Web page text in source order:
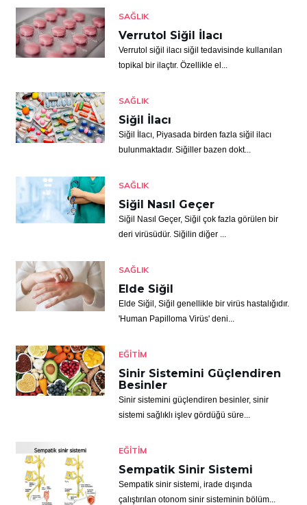
SAĞLIK
Verrutol Siğil İlacı
Verrutol siğil ilacı siğil tedavisinde kullanılan
topikal bir ilaçtır. Özellikle el...
SAĞLIK
Siğil İlacı
Siğil İlacı, Piyasada birden fazla siğil ilacı
bulunmaktadır. Siğiller bazen dokt...
SAĞLIK
Siğil Nasıl Geçer
Siğil Nasıl Geçer, Siğil çok fazla görülen bir
deri virüsüdür. Siğilin diğer ...
SAĞLIK
Elde Siğil
Elde Siğil, Siğil genellikle bir virüs hastalığıdır.
'Human Papilloma Virüs' deni...
EĞITIM
Sinir Sistemini Güçlendiren
Besinler
Sinir sistemini güçlendiren besinler, sinir
sistemi sağlıklı işlev gördüğü süre...
EĞITIM
Sempatik Sinir Sistemi
Sempatik sinir sistemi, irade dışında
çalıştırılan otonom sinir sisteminin bölüm...